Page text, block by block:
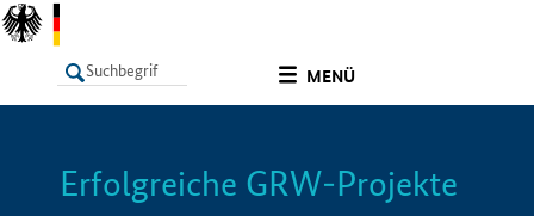
MENÜ
LISTE Info
Erfolgreiche GRW-Projekte